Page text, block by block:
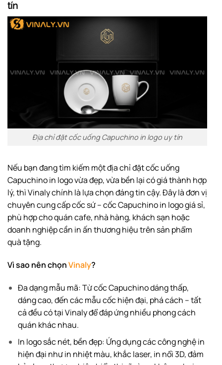
tín
Địa chỉ đặt cốc uống Capuchino in logo uy tín
Nếu bạn đang tìm kiếm một địa chỉ đặt cốc uống
Capuchino in logo vừa đẹp, vừa bền lại có giá thành hợp
lý, thì Vinaly chính là lựa chọn đáng tin cậy. Đây là đơn vị
chuyên cung cấp cốc sứ – cốc Capuchino in logo giá sỉ,
phù hợp cho quán cafe, nhà hàng, khách sạn hoặc
doanh nghiệp cần in ấn thương hiệu trên sản phẩm
quà tặng.
Vì sao nên chọnVinaly?
Đa dạng mẫu mã: Từ cốc Capuchino dáng thấp,
dáng cao, đến các mẫu cốc hiện đại, phá cách – tất
cả đều có tại Vinaly để đáp ứng nhiều phong cách
quán khác nhau.
In logo sắc nét, bền đẹp: Ứng dụng các công nghệ in
hiện đại như in nhiệt màu, khắc laser, in nổi 3D, đảm